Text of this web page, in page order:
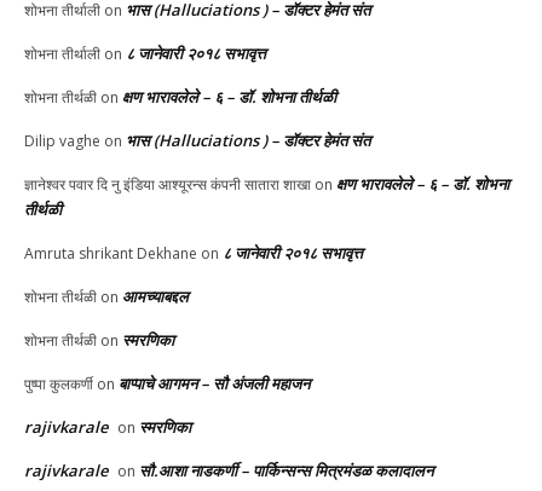
शोभना तीर्थाली on भास (Halluciations ) – डॉक्टर हेमंत संत
शोभना तीर्थाली on ८ जानेवारी २०१८ सभावृत्त
शोभना तीर्थळी on क्षण भारावलेले – ६ – डॉ. शोभना तीर्थळी
Dilip vaghe on भास (Halluciations ) – डॉक्टर हेमंत संत
ज्ञानेश्वर पवार दि नु इंडिया आश्यूरन्स कंपनी सातारा शाखा on क्षण भारावलेले – ६ – डॉ. शोभना
तीर्थळी
Amruta shrikant Dekhane on ८ जानेवारी २०१८ सभावृत्त
शोभना तीर्थळी on आमच्याबद्दल
शोभना तीर्थळी on स्मरणिका
पुष्पा कुलकर्णी on बाप्पाचे आगमन – सौ अंजली महाजन
rajivkarale on स्मरणिका
rajivkarale on सौ.आशा नाडकर्णी – पार्किन्सन्स मित्रमंडळ कलादालन